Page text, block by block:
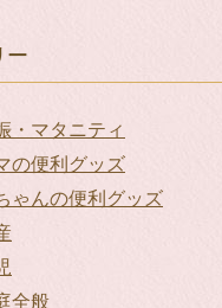
ー
・マタニティ
の便利グッズ
ゃんの便利グッズ
全般